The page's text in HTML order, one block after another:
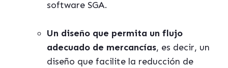
software SGA.
Un diseño que permita un flujo
adecuado de mercancías, es decir, un
diseño que facilite la reducción de